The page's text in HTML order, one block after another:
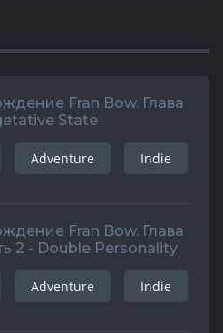
Fran Bow. Глава
State
Adventure Indie
Fran Bow. Глава
2 - Double Personality
Adventure Indie